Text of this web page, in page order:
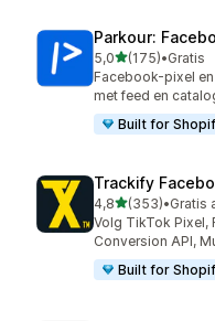
Parkour:
5,0van 5 sterren
(175)
175 recensies in
•Gratis
Facebook-pixel
met feed en
Built for
Trackify
4,8van 5 sterren
(353)
353 recensies in
•
Volg TikTok Pixel,
Conversion API,
Built for